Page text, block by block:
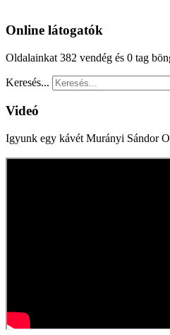
Online látogatók
Oldalainkat 382 vendég és 0 tag
Keresés...
Videó
Igyunk egy kávét Murányi Sándor